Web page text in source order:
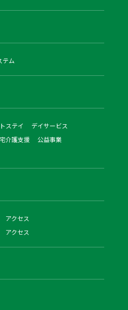
テム
ステイ
デイサービス
介護支援
公益事業
セス
アクセス